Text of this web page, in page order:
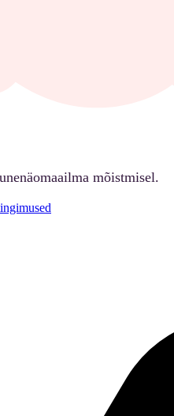
mõistmisel.